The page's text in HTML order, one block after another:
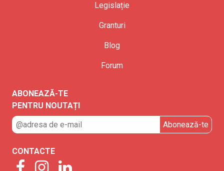
Legislație
Granturi
Blog
Forum
ABONEAZĂ-TE
PENTRU NOUTAȚI
CONTACTE